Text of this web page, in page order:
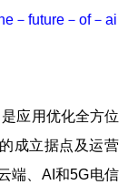
－future－of－ai
应用优化全方位
成立据点及运营
端、AI和5G电信